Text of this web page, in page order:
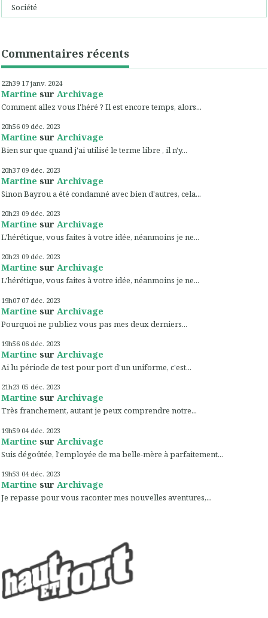
Société
Commentaires récents
22h39 17 janv. 2024
Martine sur Archivage
Comment allez vous l'héré ? Il est encore temps, alors...
20h56 09 déc. 2023
Martine sur Archivage
Bien sur que quand j'ai utilisé le terme libre , il n'y...
20h37 09 déc. 2023
Martine sur Archivage
Sinon Bayrou a été condamné avec bien d'autres, cela...
20h23 09 déc. 2023
Martine sur Archivage
L'hérétique, vous faites à votre idée, néanmoins je ne...
20h23 09 déc. 2023
Martine sur Archivage
L'hérétique, vous faites à votre idée, néanmoins je ne...
19h07 07 déc. 2023
Martine sur Archivage
Pourquoi ne publiez vous pas mes deux derniers...
19h56 06 déc. 2023
Martine sur Archivage
Ai lu période de test pour port d'un uniforme, c'est...
21h23 05 déc. 2023
Martine sur Archivage
Très franchement, autant je peux comprendre notre...
19h59 04 déc. 2023
Martine sur Archivage
Suis dégoûtée, l'employée de ma belle-mère à parfaitement...
19h53 04 déc. 2023
Martine sur Archivage
Je repasse pour vous raconter mes nouvelles aventures,...